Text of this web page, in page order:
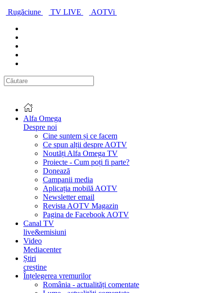
Rugăciune
TV LIVE AOTVi
Alfa Omega
Despre noi
Cine suntem și ce facem
Ce spun alții despre AOTV
Noutăți Alfa Omega TV
Proiecte - Cum poți fi parte?
Donează
Campanii media
Aplicația mobilă AOTV
Newsletter email
Revista AOTV Magazin
Pagina de Facebook AOTV
Canal TV
live&emisiuni
Video
Mediacenter
Știri
creștine
Înțelegerea vremurilor
România - actualități comentate